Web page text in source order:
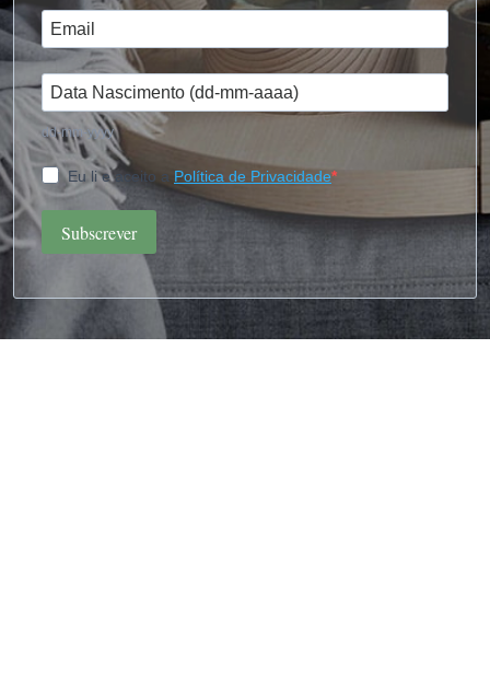
dd-mm-yyyy
Eu li e aceito a Política de Privacidade
Subscrever